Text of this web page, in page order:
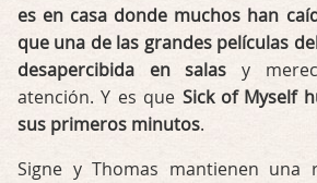
es en casa donde muchos han
que una de las grandes películas
desapercibida en salas y
atención. Y es que Sick of Myself
sus primeros minutos.
Signe y Thomas mantienen una